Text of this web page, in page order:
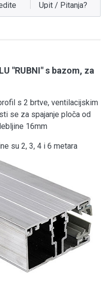
Upit / Pitanja?
"RUBNI" s bazom, za
s 2 brtve, ventilacijskim
se za spajanje ploča od
16mm
su 2, 3, 4 i 6 metara